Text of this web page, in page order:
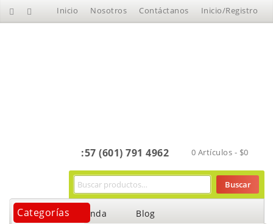
Inicio Nosotros Contáctanos Inicio/Registro
:57 (601) 791 4962 0 Artículos - $0
Buscar
Categorías
Inicio Tienda Blog